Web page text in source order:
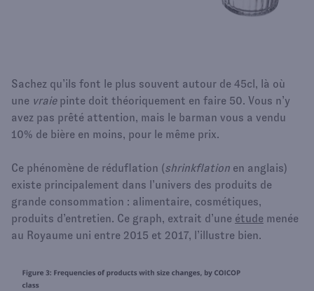
Sachez qu’ils font le plus souvent autour de 45cl, là où
une vraiepinte doit théoriquement en faire 50. Vous n’y
avez pas prêté attention, mais le barman vous a vendu
10% de bière en moins, pour le même prix.
Ce phénomène de réduflation (shrinkflation en anglais)
existe principalement dans l’univers des produits de
grande consommation : alimentaire, cosmétiques,
produits d’entretien. Ce graph, extrait d’une étude menée
au Royaume uni entre 2015 et 2017, l’illustre bien.